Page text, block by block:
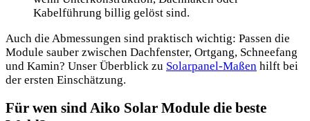
Kabelführung billig gelöst sind.
Auch die Abmessungen sind praktisch wichtig: Passen die
Module sauber zwischen Dachfenster, Ortgang, Schneefang
und Kamin? Unser Überblick zu Solarpanel-Maßen hilft bei
der ersten Einschätzung.
Für wen sind Aiko Solar Module die beste